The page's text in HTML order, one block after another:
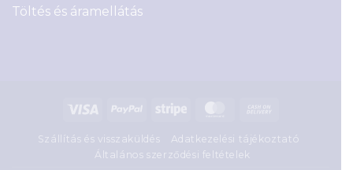
Töltés és áramellátás
Visa PayPal Stripe MasterCard
Delivery
Szállítás és visszaküldés
Adatkezelési tájékoztató
Általános szerződési feltételek